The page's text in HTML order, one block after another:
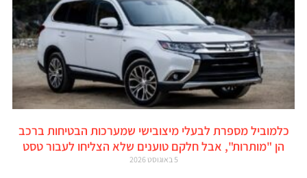
כלמוביל מספרת לבעלי מיצובישי שמערכות הבטיחות ברכב
הן "מותרות", אבל חלקם טוענים שלא הצליחו לעבור טסט
5 באוגוסט 2026